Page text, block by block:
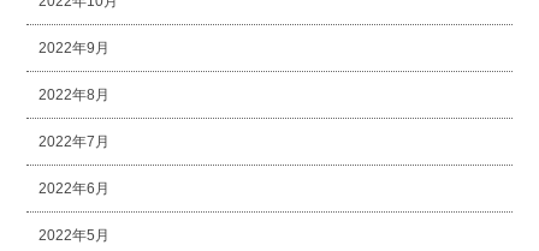
2022年9月
2022年8月
2022年7月
2022年6月
2022年5月